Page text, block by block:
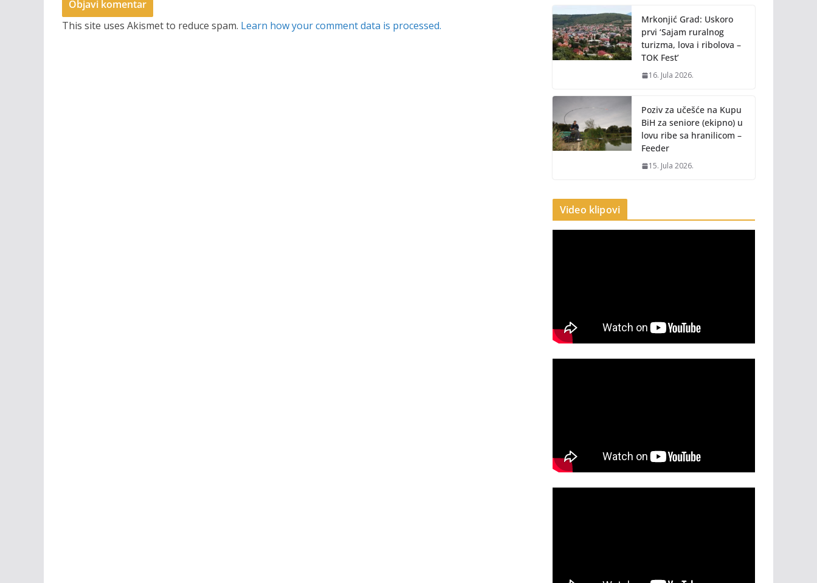
This site uses Akismet to reduce spam. Learn how your comment data is processed.
Mrkonjić Grad: Uskoro
prvi ‘Sajam ruralnog
turizma, lova i ribolova –
TOK Fest’
16. Jula 2026.
Poziv za učešće na Kupu
BiH za seniore (ekipno) u
lovu ribe sa hranilicom –
Feeder
15. Jula 2026.
Video klipovi